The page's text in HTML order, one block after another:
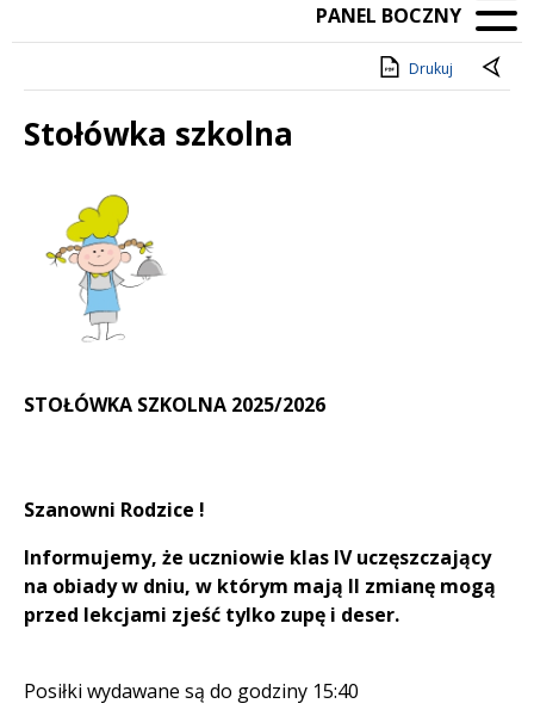
PANEL BOCZNY
Drukuj
Stołówka szkolna
STOŁÓWKA SZKOLNA 2025/2026
Szanowni Rodzice !
Informujemy, że uczniowie klas IV uczęszczający
na obiady w dniu, w którym mają II zmianę mogą
przed lekcjami zjeść tylko zupę i deser.
Posiłki wydawane są do godziny 15:40